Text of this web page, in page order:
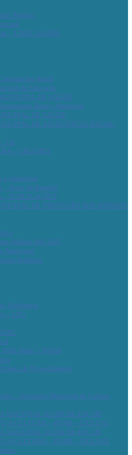
Público
– LDO/LOA/PPA
Anual
de Educação
DE SAÚDE
Básico Municipal
DE SAÚDE
DE ASSISTÊNCIA SOCIAL
Lei
– CRECHES
e resoluções
– Aviso de Reunião
– PUBLICAÇÕES
DE PROTEÇÃO AOS ANIMAIS
Público 001/2025
Municipal
Seletivos
Vizinhança
– LPG
Aldir Blanc – PNAB
de Procedimentos
– Secretaria Municipal de Cultura,
NACIONAL ALDIR BLANC DE
A CULTURA – PNAB – CICLO 01
NACIONAL ALDIR BLANC DE
A CULTURA – PNAB – CICLO 02